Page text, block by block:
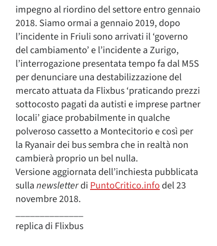
impegno al riordino del settore entro gennaio
2018. Siamo ormai a gennaio 2019, dopo
l’incidente in Friuli sono arrivati il ‘governo
del cambiamento’ e l’incidente a Zurigo,
l’interrogazione presentata tempo fa dal M5S
per denunciare una destabilizzazione del
mercato attuata da Flixbus ‘praticando prezzi
sottocosto pagati da autisti e imprese partner
locali’ giace probabilmente in qualche
polveroso cassetto a Montecitorio e così per
la Ryanair dei bus sembra che in realtà non
cambierà proprio un bel nulla.
Versione aggiornata dell’inchiesta pubblicata
sullanewsletterdiPuntoCritico.infodel 23
novembre 2018.
______________
replica di Flixbus